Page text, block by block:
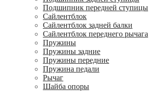
Подшипник передней ступицы
Сайлентблок
Сайлентблок задней балки
Сайлентблок переднего рычага
Пружины
Пружины задние
Пружины передние
Пружина педали
Рычаг
Шайба опоры